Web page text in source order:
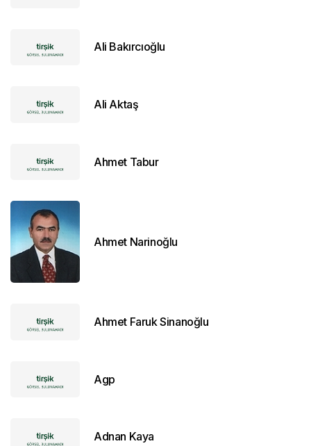
Ali Bakırcıoğlu
Ali Aktaş
Ahmet Tabur
Ahmet Narinoğlu
Ahmet Faruk Sinanoğlu
Agp
Adnan Kaya